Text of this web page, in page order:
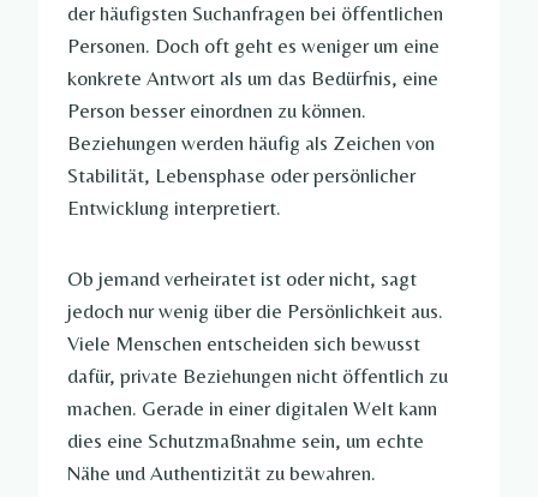
der häufigsten Suchanfragen bei öffentlichen
Personen. Doch oft geht es weniger um eine
konkrete Antwort als um das Bedürfnis, eine
Person besser einordnen zu können.
Beziehungen werden häufig als Zeichen von
Stabilität, Lebensphase oder persönlicher
Entwicklung interpretiert.
Ob jemand verheiratet ist oder nicht, sagt
jedoch nur wenig über die Persönlichkeit aus.
Viele Menschen entscheiden sich bewusst
dafür, private Beziehungen nicht öffentlich zu
machen. Gerade in einer digitalen Welt kann
dies eine Schutzmaßnahme sein, um echte
Nähe und Authentizität zu bewahren.